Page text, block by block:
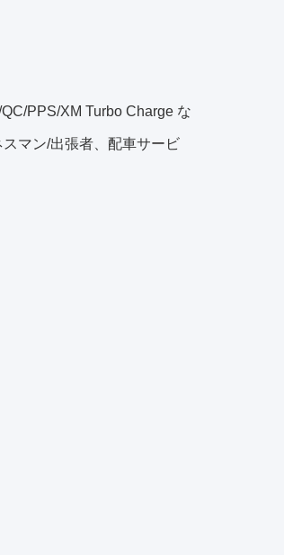
PPS/XM Turbo Charge な
マン/出張者、配車サービ